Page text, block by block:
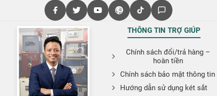
THÔNG TIN TRỢ GIÚP
Chính sách đổi/trả hàng –
hoàn tiền
Chính sách bảo mật thông tin
Hướng dẫn sử dụng két sắt